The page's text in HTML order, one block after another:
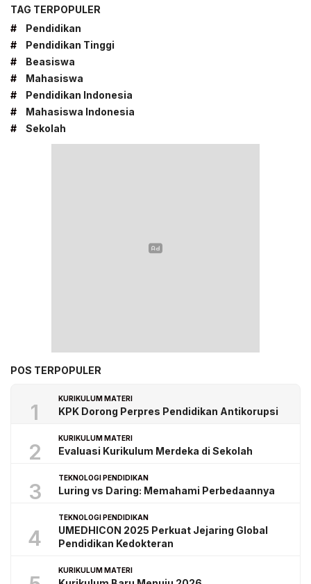
TAG TERPOPULER
#
Pendidikan
#
Pendidikan Tinggi
#
Beasiswa
#
Mahasiswa
#
Pendidikan Indonesia
#
Mahasiswa Indonesia
#
Sekolah
POS TERPOPULER
1
KURIKULUM MATERI
KPK Dorong Perpres Pendidikan Antikorupsi
2
KURIKULUM MATERI
Evaluasi Kurikulum Merdeka di Sekolah
3
TEKNOLOGI PENDIDIKAN
Luring vs Daring: Memahami Perbedaannya
4
TEKNOLOGI PENDIDIKAN
UMEDHICON 2025 Perkuat Jejaring Global
Pendidikan Kedokteran
KURIKULUM MATERI